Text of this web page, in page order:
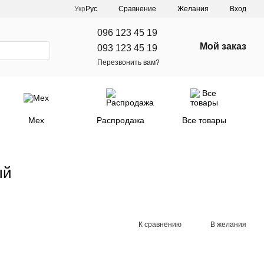
Укр Рус Сравнение Желания Вход
096 123 45 19
093 123 45 19
Перезвонить вам?
Мой заказ
Мех Распродажа Все товары
К сравнению В желания